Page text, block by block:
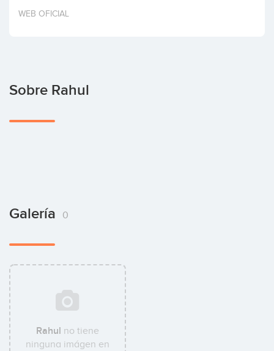
Invertir
WEB OFICIAL
Sobre Rahul
Galería 0
Rahul no tiene
ninguna imágen en